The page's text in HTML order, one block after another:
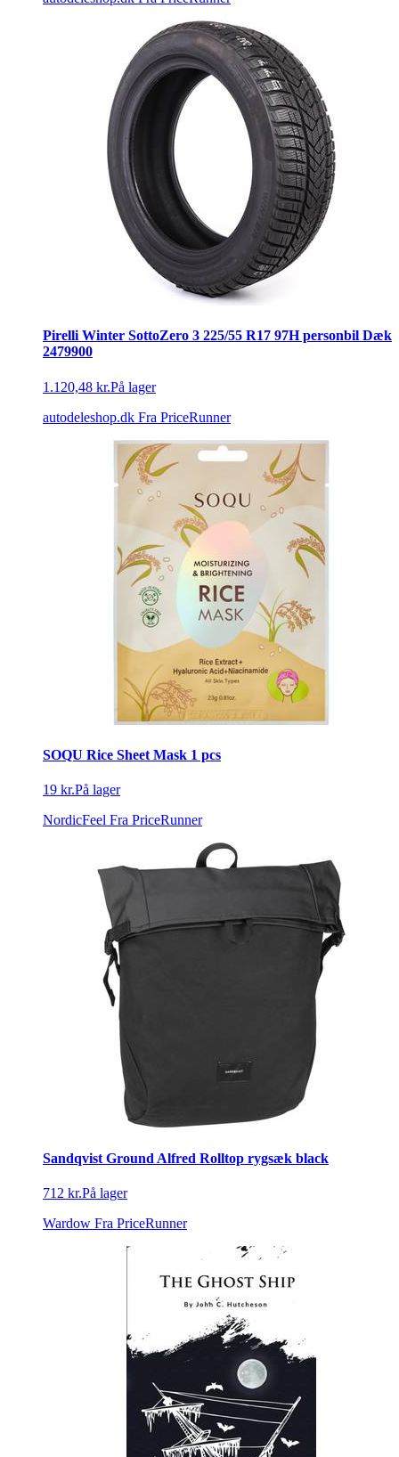
Pirelli Winter SottoZero 3 225/55 R17 97H personbil Dæk
2479900
1.120,48 kr.På lager
autodeleshop.dk Fra PriceRunner
SOQU Rice Sheet Mask 1 pcs
19 kr.På lager
NordicFeel Fra PriceRunner
Sandqvist Ground Alfred Rolltop rygsæk black
712 kr.På lager
Wardow Fra PriceRunner